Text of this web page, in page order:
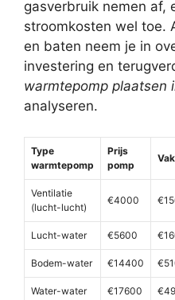
gasverbruik nemen af,
stroomkosten wel toe.
en baten neem je in
investering en
warmtepomp plaatsen
analyseren.
Type
warmtepomp
Prijs
pomp
Ventilatie
(lucht-lucht)
€4000
Lucht-water €5600
Bodem-water €14400
Water-water €17600